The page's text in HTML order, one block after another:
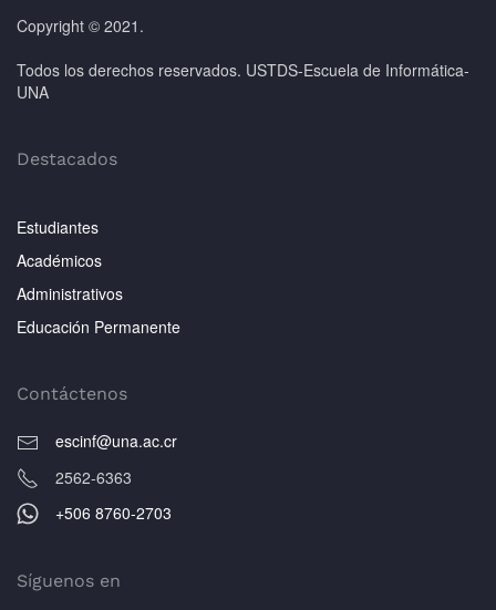
Copyright © 2021.
Todos los derechos reservados. USTDS-Escuela de Informática-
UNA
Destacados
Estudiantes
Académicos
Administrativos
Educación Permanente
Contáctenos
escinf@una.ac.cr
2562-6363
+506 8760-2703
Síguenos en